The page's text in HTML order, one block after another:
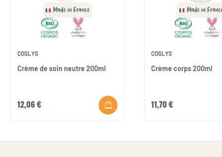
Made in France
COSLYS
Crème de soin neutre 200ml
12,06 €
Made in
COSLYS
Crème corps 200ml
11,70 €